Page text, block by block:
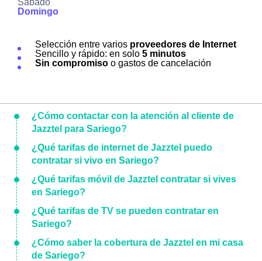
Sábado
Domingo
Selección entre varios proveedores de Internet
Sencillo y rápido: en solo 5 minutos
Sin compromiso o gastos de cancelación
¿Cómo contactar con la atención al cliente de
Jazztel para Sariego?
¿Qué tarifas de internet de Jazztel puedo
contratar si vivo en Sariego?
¿Qué tarifas móvil de Jazztel contratar si vives
en Sariego?
¿Qué tarifas de TV se pueden contratar en
Sariego?
¿Cómo saber la cobertura de Jazztel en mi casa
de Sariego?